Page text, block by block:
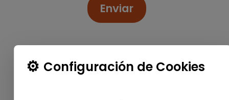
Enviar
Configuración de Cookies